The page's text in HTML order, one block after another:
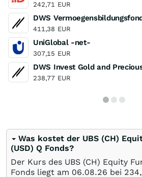
242,71 EUR
DWS
411,38 EUR
UniGlobal -net-
307,15 EUR
DWS Invest Gold and
238,77 EUR
Was kostet der UBS (CH)
(USD) Q Fonds?
Der Kurs des UBS (CH) Equity
Fonds liegt am 06.08.26 bei